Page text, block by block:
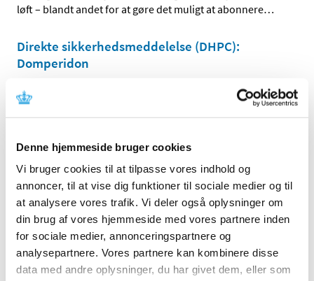
Denne hjemmeside bruger cookies
Vi bruger cookies til at tilpasse vores indhold og
annoncer, til at vise dig funktioner til sociale medier og til
at analysere vores trafik. Vi deler også oplysninger om
din brug af vores hjemmeside med vores partnere inden
for sociale medier, annonceringspartnere og
analysepartnere. Vores partnere kan kombinere disse
data med andre oplysninger, du har givet dem, eller som
løft – blandt andet for at gøre det muligt at abonnere…
Direkte sikkerhedsmeddelelse (DHPC):
Domperidon
Domperidon (Motilium® og Domperidon “Alternova”):
Fjernelse af doseringsoplysninger for pædiatriske…
Flutiform K-haler får generelt klausuleret
tilskud
|7. juni 2019 |
Flutiform K-haler, inhalationsspray (suspension med
indhold af fluticason og formoterol i styrkerne 50+5…
To bidrag til revurdering af tilskudsstatus for
medicin mod knogleskørhed